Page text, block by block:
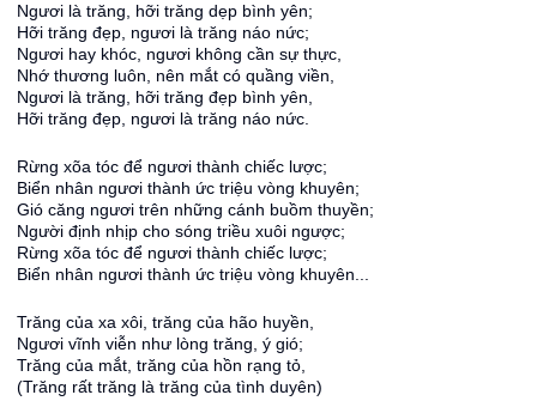
Ngươi là trăng, hỡi trăng dẹp bình yên;
Hỡi trăng đẹp, ngươi là trăng náo nức;
Ngươi hay khóc, ngươi không cần sự thực,
Nhớ thương luôn, nên mắt có quầng viền,
Ngươi là trăng, hỡi trăng đẹp bình yên,
Hỡi trăng đẹp, ngươi là trăng náo nức.
Rừng xõa tóc để ngươi thành chiếc lược;
Biển nhân ngươi thành ức triệu vòng khuyên;
Gió căng ngươi trên những cánh buồm thuyền;
Người định nhịp cho sóng triều xuôi ngược;
Rừng xõa tóc để ngươi thành chiếc lược;
Biển nhân ngươi thành ức triệu vòng khuyên...
Trăng của xa xôi, trăng của hão huyền,
Ngươi vĩnh viễn như lòng trăng, ý gió;
Trăng của mắt, trăng của hồn rạng tỏ,
(Trăng rất trăng là trăng của tình duyên)